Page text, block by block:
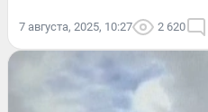
7 августа, 2025, 10:27 2 620